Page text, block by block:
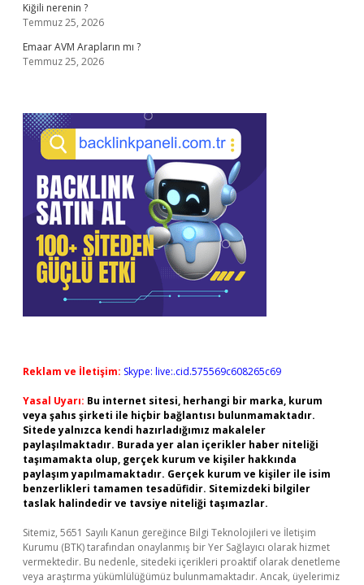
Kiğili nerenin ?
Temmuz 25, 2026
Emaar AVM Arapların mı ?
Temmuz 25, 2026
Reklam ve İletişim: Skype: live:.cid.575569c608265c69
Yasal Uyarı: Bu internet sitesi, herhangi bir marka, kurum
veya şahıs şirketi ile hiçbir bağlantısı bulunmamaktadır.
Sitede yalnızca kendi hazırladığımız makaleler
paylaşılmaktadır. Burada yer alan içerikler haber niteliği
taşımamakta olup, gerçek kurum ve kişiler hakkında
paylaşım yapılmamaktadır. Gerçek kurum ve kişiler ile isim
benzerlikleri tamamen tesadüfidir. Sitemizdeki bilgiler
taslak halindedir ve tavsiye niteliği taşımazlar.
Sitemiz, 5651 Sayılı Kanun gereğince Bilgi Teknolojileri ve İletişim
Kurumu (BTK) tarafından onaylanmış bir Yer Sağlayıcı olarak hizmet
vermektedir. Bu nedenle, sitedeki içerikleri proaktif olarak denetleme
veya araştırma yükümlülüğümüz bulunmamaktadır. Ancak, üyelerimiz